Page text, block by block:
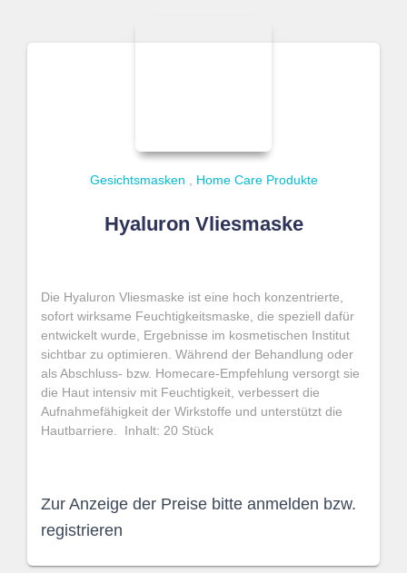
Gesichtsmasken Home Care Produkte
Hyaluron Vliesmaske
Die Hyaluron Vliesmaske ist eine hoch konzentrierte,
sofort wirksame Feuchtigkeitsmaske, die speziell dafür
entwickelt wurde, Ergebnisse im kosmetischen Institut
sichtbar zu optimieren. Während der Behandlung oder
als Abschluss- bzw. Homecare-Empfehlung versorgt sie
die Haut intensiv mit Feuchtigkeit, verbessert die
Aufnahmefähigkeit der Wirkstoffe und unterstützt die
Hautbarriere. Inhalt: 20 Stück
Zur Anzeige der Preise bitte anmelden bzw.
registrieren